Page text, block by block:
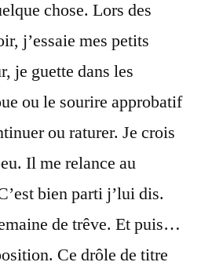
chose. Lors des
j’essaie mes petits
je guette dans les
ou le sourire approbatif
ou raturer. Je crois
Il me relance au
bien parti j’lui dis.
de trêve. Et puis…
Ce drôle de titre